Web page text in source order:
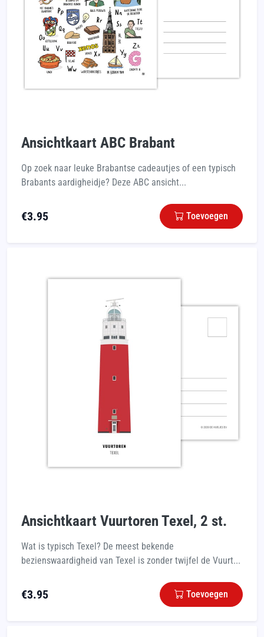
Ansichtkaart ABC Brabant
Op zoek naar leuke Brabantse cadeautjes of een typisch
Brabants aardigheidje? Deze ABC ansicht...
€3.95 Toevoegen
Ansichtkaart Vuurtoren Texel, 2 st.
Wat is typisch Texel? De meest bekende
bezienswaardigheid van Texel is zonder twijfel de Vuurt...
€3.95 Toevoegen